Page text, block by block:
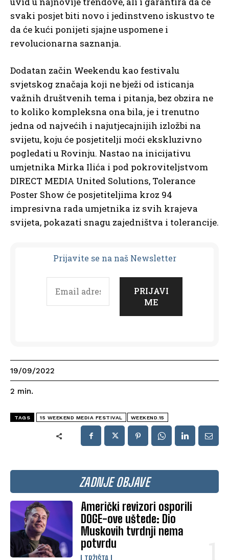
ZADNJE OBJAVE
Američki revizori osporili
DOGE-ove uštede: Dio
Muskovih tvrdnji nema
potvrdu
svaki posjet biti novo i jedinstveno iskustvo te
da će kući ponijeti sjajne uspomene i
revolucionarna saznanja.
Dodatan začin Weekendu kao festivalu
svjetskog značaja koji ne bježi od isticanja
važnih društvenih tema i pitanja, bez obzira ne
to koliko kompleksna ona bila, je i trenutno
jedna od najvećih i najutjecajnijih izložbi na
svijetu, koju će posjetitelji moći ekskluzivno
pogledati u Rovinju. Nastao na inicijativu
umjetnika Mirka Ilića i pod pokroviteljstvom
DIRECT MEDIA United Solutions, Tolerance
Poster Show će posjetiteljima kroz 94
impresivna rada umjetnika iz svih krajeva
svijeta, pokazati snagu zajedništva i tolerancije.
Prijavite se na naš Newsletter
19/09/2022
2 min.
TAGS 15 WEEKEND MEDIA FESTIVAL WEEKEND.15